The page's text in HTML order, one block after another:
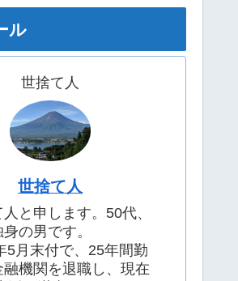
ル
世捨て人
世捨て人
と申します。50代、
の男です。
月末付で、25年間勤
機関を退職し、現在